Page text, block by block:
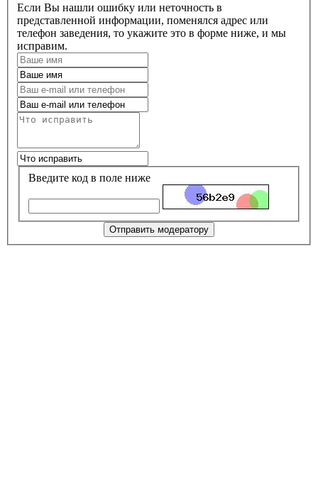
Если Вы нашли ошибку или неточность в
представленной информации, поменялся адрес или
телефон заведения, то укажите это в форме ниже, и мы
исправим.
Введите код в поле ниже
Отправить модератору